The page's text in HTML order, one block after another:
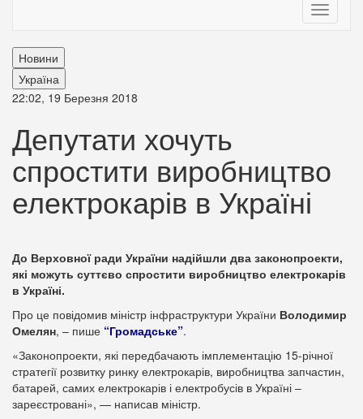
Toggle
Новини
Україна
22:02, 19 Березня 2018
Депутати хочуть
спростити виробництво
електрокарів в Україні
До Верховної ради України надійшли два законопроекти,
які можуть суттєво спростити виробництво електрокарів
в Україні.
Про це повідомив міністр інфраструктури України Володимир
Омелян, – пише “Громадське”.
«Законопроекти, які передбачають імплементацію 15-річної
стратегії розвитку ринку електрокарів, виробництва запчастин,
батарей, самих електрокарів і електробусів в Україні –
зареєстровані», — написав міністр.